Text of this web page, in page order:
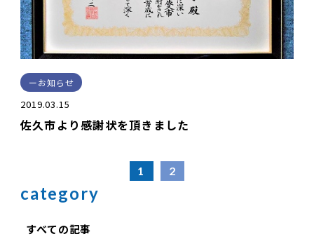
お知らせ
2019.03.15
佐久市より感謝状を頂きました
1 2
category
すべての記事